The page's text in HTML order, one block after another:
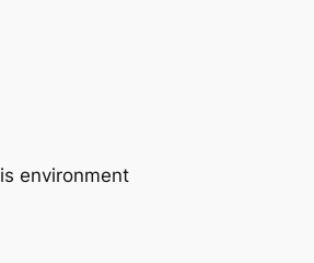
environment